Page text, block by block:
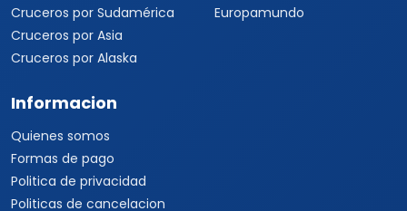
Cruceros por Sudamérica
Cruceros por Asia
Cruceros por Alaska
Europamundo
Informacion
Quienes somos
Formas de pago
Politica de privacidad
Politicas de cancelacion